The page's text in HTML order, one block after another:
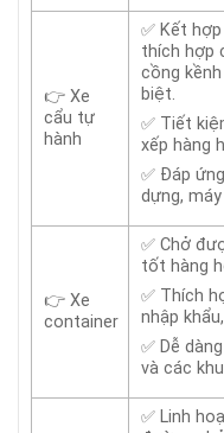
👉 Xe
cẩu tự
hành
✅ Kết
thích hợp
cồng
biệt.
✅ Tiết
xếp hàng
✅ Đáp
dựng,
👉 Xe
container
✅ Chở
tốt hàng
✅ Thích
nhập
✅ Dễ
và các
✅ Linh